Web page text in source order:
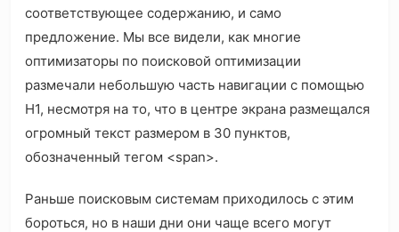
соответствующее содержанию, и само
предложение. Мы все видели, как многие
оптимизаторы по поисковой оптимизации
размечали небольшую часть навигации с помощью
H1, несмотря на то, что в центре экрана размещался
огромный текст размером в 30 пунктов,
обозначенный тегом <span>.
Раньше поисковым системам приходилось с этим
бороться, но в наши дни они чаще всего могут